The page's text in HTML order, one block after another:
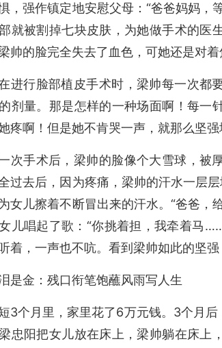
，强作镇定地安慰父母：“爸爸妈妈，
就被割掉七块皮肤，为她做手术的医
帅的脸完全失去了血色，可她还是对
进行脸部植皮手术时，梁帅每一次都
剂量。那是怎样的一种场面啊！每一
疼啊！但是她不肯哭一声，就那么坚
次手术后，梁帅的脸像个大雪球，被
过去后，因为疼痛，梁帅的汗水一层
女儿擦着不断冒出来的汗水。“爸爸，
儿唱起了歌：“你挑着担，我牵着马
着，一声也不吭。看到梁帅如此的坚强
是金：残口衔笔饱蘸风雨写人生
3个月里，家里花了6万元钱。3个月
忠阳把女儿放在床上，梁帅躺在床上